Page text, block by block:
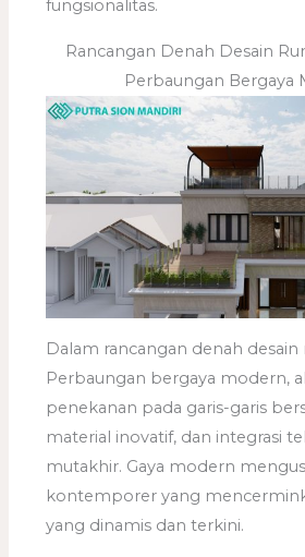
fungsionalitas.
Rancangan Denah Desain
Perbaungan Bergaya
Dalam rancangan denah
Perbaungan bergaya modern,
penekanan pada garis-garis
material inovatif, dan integrasi
mutakhir. Gaya modern
kontemporer yang
yang dinamis dan terkini.